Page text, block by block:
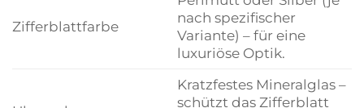
Zifferblattfarbe
nach spezifischer
Variante) – für eine
luxuriöse Optik.
Kratzfestes Mineralglas –
schützt das Zifferblatt